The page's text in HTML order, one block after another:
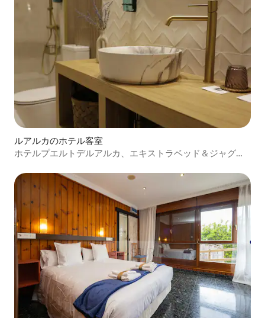
ルアルカのホテル客室
ホテルプエルトデルアルカ、エキストラベッド＆ジャグジ